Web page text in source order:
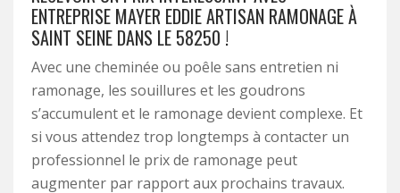
ENTREPRISE MAYER EDDIE ARTISAN RAMONAGE À
SAINT SEINE DANS LE 58250 !
Avec une cheminée ou poêle sans entretien ni
ramonage, les souillures et les goudrons
s’accumulent et le ramonage devient complexe. Et
si vous attendez trop longtemps à contacter un
professionnel le prix de ramonage peut
augmenter par rapport aux prochains travaux.